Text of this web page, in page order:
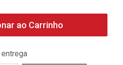
ao Carrinho